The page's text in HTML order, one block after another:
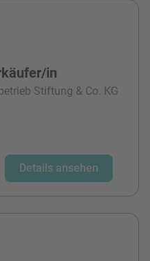
in
Stiftung & Co. KG
Details ansehen